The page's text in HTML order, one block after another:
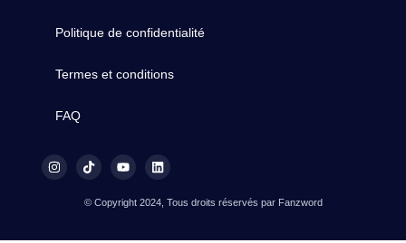
Politique de confidentialité
Termes et conditions
FAQ
© Copyright 2024, Tous droits réservés par Fanzword